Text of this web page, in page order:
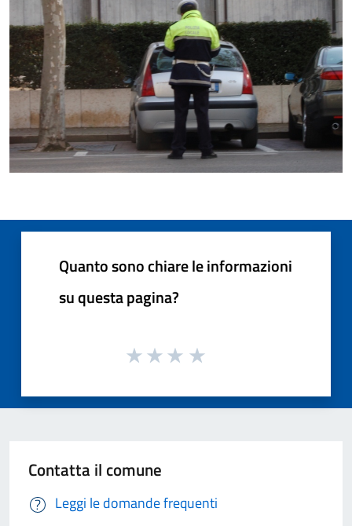
Quanto sono chiare le informazioni
su questa pagina?
Contatta il comune
Leggi le domande frequenti